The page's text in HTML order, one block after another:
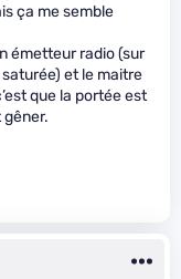
ça me semble
émetteur radio (sur
et le maitre
que la portée est